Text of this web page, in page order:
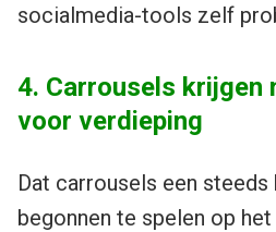
socialmedia-tools zelf
4. Carrousels krijgen
voor verdieping
Dat carrousels een
begonnen te spelen op